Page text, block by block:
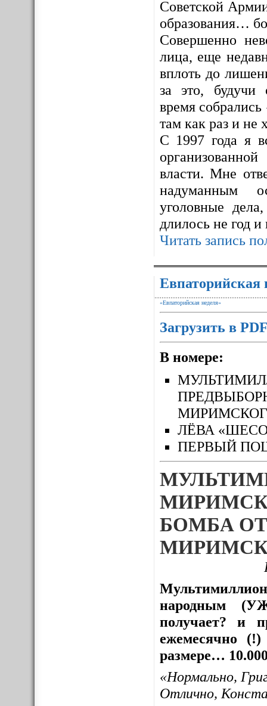
Советской
образования…
Совершенно
лица, еще
вплоть до
за это, будучи
время
там как раз и не
С 1997 года я
власти. Мне
надуманным
уголовные
длилось не год
Читать запись
Евпаторийская
«Евпаторийская неделя»
Загрузить в
В номере:
ЛЁВА
ПЕРВЫЙ
БОМБА
народным
получает? и
ежемесячно
размере…
«Нормально,
Отлично,